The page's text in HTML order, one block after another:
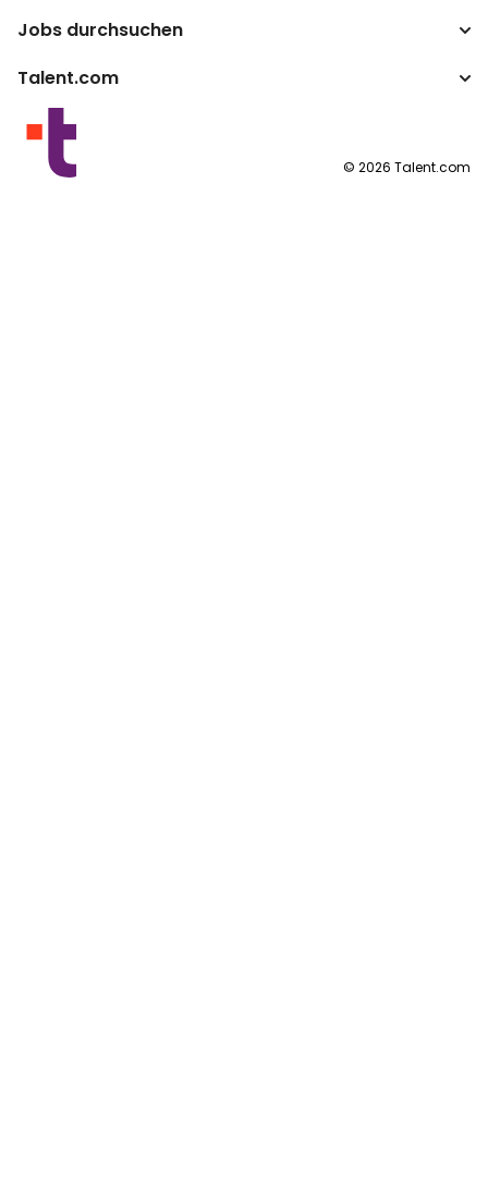
Lohnumrechner
Unternehmen
Jobs durchsuchen
Top-Suchanfragen
Nach Standort
By category
Talent.com
Mehr Länder
Nutzungsbedingungen
© 2026 Talent.com